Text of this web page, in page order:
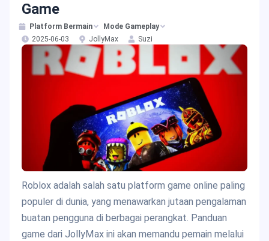
Game
Platform Bermain
Mode Gameplay
2025-06-03
JollyMax Suzi
Roblox adalah salah satu platform game online paling
populer di dunia, yang menawarkan jutaan pengalaman
buatan pengguna di berbagai perangkat. Panduan
game dari JollyMax ini akan memandu pemain melalui